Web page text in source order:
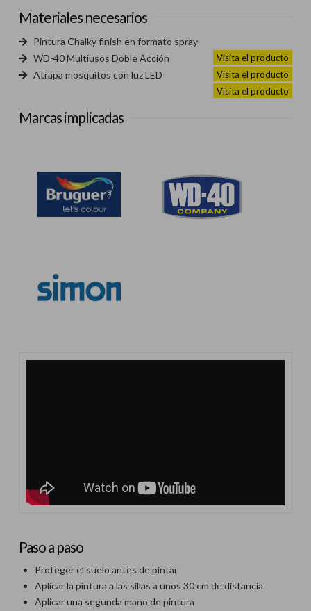
Materiales necesarios
Pintura Chalky finish en formato spray
Visita el producto
WD-40 Multiusos Doble Acción
Visita el producto
Atrapa mosquitos con luz LED
Visita el producto
Marcas implicadas
Paso a paso
Proteger el suelo antes de pintar
Aplicar la pintura a las sillas a unos 30 cm de distancia
Aplicar una segunda mano de pintura